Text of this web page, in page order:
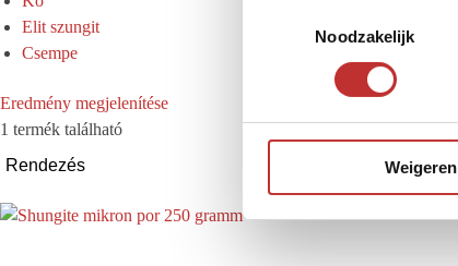
i
Noodzakelijk
Weigeren
Elit szungit
Csempe
Eredmény megjelenítése
1 termék található